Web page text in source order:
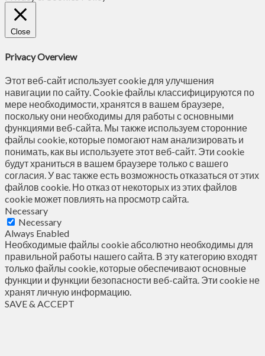
Close
Privacy Overview
Этот веб-сайт использует cookie для улучшения
навигации по сайту. Сookie файлы классифицируются по
мере необходимости, хранятся в вашем браузере,
поскольку они необходимы для работы с основными
функциями веб-сайта. Мы также используем сторонние
файлы cookie, которые помогают нам анализировать и
понимать, как вы используете этот веб-сайт. Эти cookie
будут храниться в вашем браузере только с вашего
согласия. У вас также есть возможность отказаться от этих
файлов cookie. Но отказ от некоторых из этих файлов
cookie может повлиять на просмотр сайта.
Necessary
Necessary
Always Enabled
Необходимые файлы cookie абсолютно необходимы для
правильной работы нашего сайта. В эту категорию входят
только файлы cookie, которые обеспечивают основные
функции и функции безопасности веб-сайта. Эти cookie не
хранят личную информацию.
SAVE & ACCEPT